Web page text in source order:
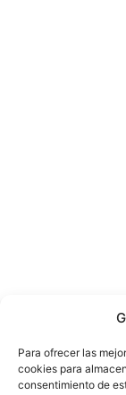
Para ofrecer las
cookies para
consentimiento de